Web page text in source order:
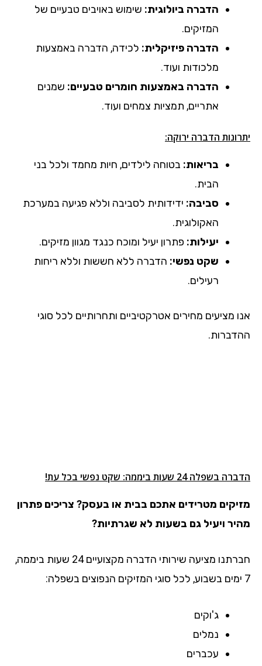
הדברה ביולוגית: שימוש באויבים טבעיים של
המזיקים.
הדברה פיזיקלית: לכידה, הדברה באמצעות
מלכודות ועוד.
הדברה באמצעות חומרים טבעיים: שמנים
אתריים, תמציות צמחים ועוד.
יתרונות הדברה ירוקה:
בריאות: בטוחה לילדים, חיות מחמד ולכל בני
הבית.
סביבה: ידידותית לסביבה וללא פגיעה במערכת
האקולוגית.
יעילות: פתרון יעיל ומוכח כנגד מגוון מזיקים.
שקט נפשי: הדברה ללא חששות וללא ריחות
רעילים.
אנו מציעים מחירים אטרקטיביים ותחרותיים לכל סוגי
ההדברות.
הדברה בשפלה 24 שעות ביממה: שקט נפשי בכל עת!
מזיקים מטרידים אתכם בבית או בעסק? צריכים פתרון
מהיר ויעיל גם בשעות לא שגרתיות?
חברתנו מציעה שירותי הדברה מקצועיים 24 שעות ביממה,
7 ימים בשבוע, לכל סוגי המזיקים הנפוצים בשפלה:
ג'וקים
נמלים
עכברים